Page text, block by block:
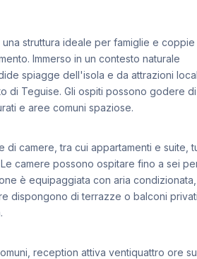
struttura ideale per famiglie e
Immerso in un contesto naturale
spiagge dell'isola e da attrazioni
di Teguise. Gli ospiti possono godere
e aree comuni spaziose.
camere, tra cui appartamenti e suite,
camere possono ospitare fino a sei
è equipaggiata con aria
dispongono di terrazze o balconi
reception attiva ventiquattro ore su